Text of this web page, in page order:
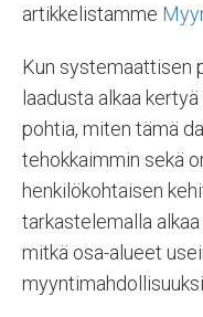
artikkelistamme
Kun systemaattisen
laadusta alkaa
pohtia, miten tämä
tehokkaimmin sekä
henkilökohtaisen
tarkastelemalla
mitkä osa-alueet